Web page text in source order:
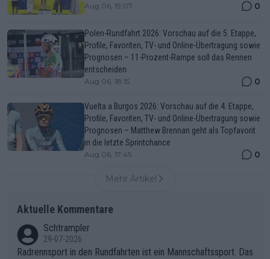
Aug 06, 19:07 0
Polen-Rundfahrt 2026: Vorschau auf die 5. Etappe,
Profile, Favoriten, TV- und Online-Übertragung sowie
Prognosen – 11-Prozent-Rampe soll das Rennen
entscheiden
Aug 06, 18:15 0
Vuelta a Burgos 2026: Vorschau auf die 4. Etappe,
Profile, Favoriten, TV- und Online-Übertragung sowie
Prognosen – Matthew Brennan geht als Topfavorit
in die letzte Sprintchance
Aug 06, 17:45 0
Mehr Artikel
Aktuelle Kommentare
Schtrampler
29-07-2026
Radrennsport in den Rundfahrten ist ein Mannschaftssport. Das